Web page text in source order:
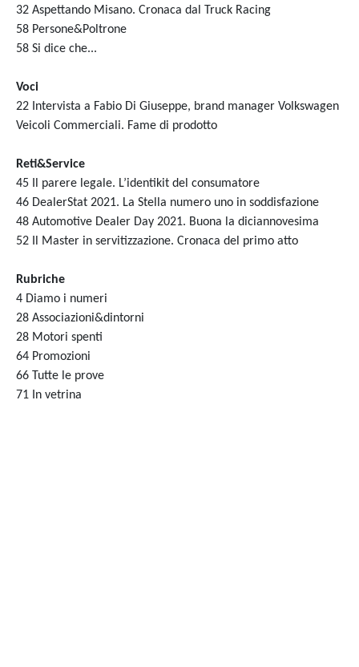
32 Aspettando Misano. Cronaca dal Truck Racing
58 Persone&Poltrone
58 Si dice che...
Voci
22 Intervista a Fabio Di Giuseppe, brand manager Volkswagen
Veicoli Commerciali. Fame di prodotto
Reti&Service
45 Il parere legale. L’identikit del consumatore
46 DealerStat 2021. La Stella numero uno in soddisfazione
48 Automotive Dealer Day 2021. Buona la diciannovesima
52 Il Master in servitizzazione. Cronaca del primo atto
Rubriche
4 Diamo i numeri
28 Associazioni&dintorni
28 Motori spenti
64 Promozioni
66 Tutte le prove
71 In vetrina